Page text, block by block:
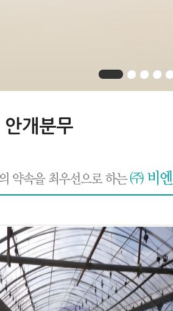
안개분무